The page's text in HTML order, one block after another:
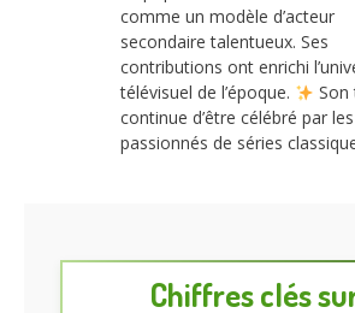
comme un modèle d’acteur
secondaire talentueux. Ses
contributions ont enrichi
télévisuel de l’époque.
Son
continue d’être célébré par les
passionnés de séries
Chiffres clés